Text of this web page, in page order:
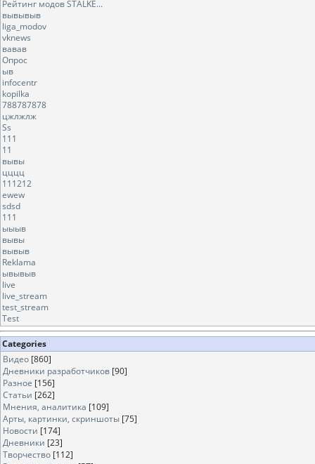
Рейтинг модов STALKE...
вывывыв
liga_modov
vknews
вавав
Опрос
ыв
infocentr
kopilka
788787878
цжлжлж
Ss
111
11
вывы
цццц
111212
ewew
sdsd
111
ыыыв
вывы
вывыв
Reklama
ывывыв
live
live_stream
test_stream
Test
Categories
Видео [860]
Дневники разработчиков [90]
Разное [156]
Статьи [262]
Мнения, аналитика [109]
Арты, картинки, скриншоты [75]
Новости [174]
Дневники [23]
Творчество [112]